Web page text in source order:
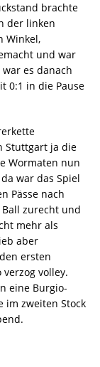
brachte
der linken
Winkel,
und war
es danach
0:1 in die Pause
Stuttgart ja die
Wormaten nun
war das Spiel
Pässe nach
zurecht und
mehr als
aber
ersten
volley.
eine Burgio-
im zweiten Stock